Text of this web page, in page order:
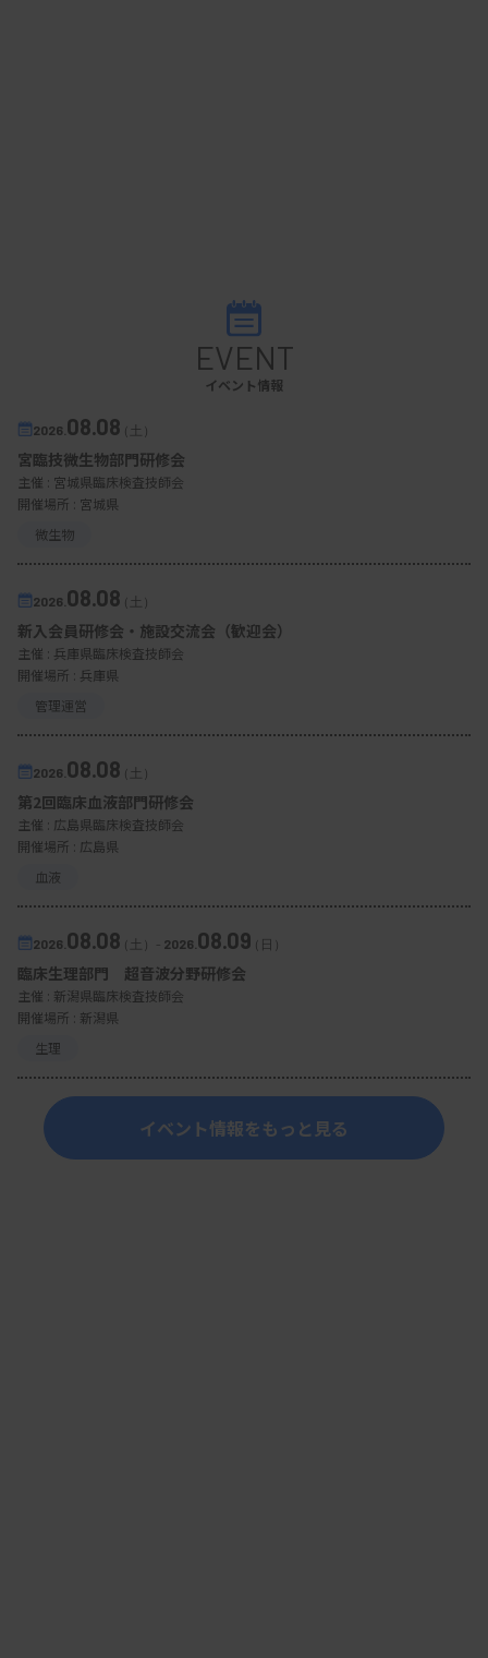
EVENT
イベント情報
2026. 08.08（土）
宮臨技微生物部門研修会
主催 : 宮城県臨床検査技師会
開催場所 : 宮城県
微生物
2026. 08.08（土）
新入会員研修会・施設交流会（歓迎会）
主催 : 兵庫県臨床検査技師会
開催場所 : 兵庫県
管理運営
2026. 08.08（土）
第2回臨床血液部門研修会
主催 : 広島県臨床検査技師会
開催場所 : 広島県
血液
2026. 08.08（土） - 2026. 08.09（日）
臨床生理部門 超音波分野研修会
主催 : 新潟県臨床検査技師会
開催場所 : 新潟県
生理
イベント情報をもっと見る